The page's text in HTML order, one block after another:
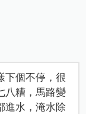
下個不停，很
八糟，馬路變
進水，淹水除